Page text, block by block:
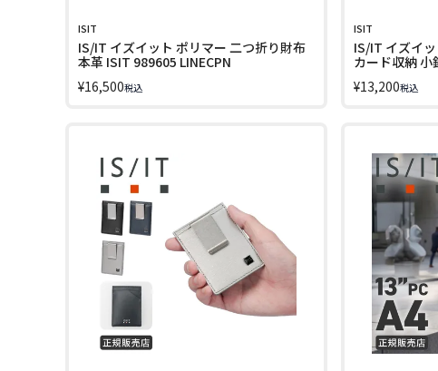
ISIT
IS/IT イズイット ポリマー 二つ折り財布
本革 ISIT 989605 LINECPN
¥16,500税込
ISIT
IS/IT イズイ
カード収納 小
¥13,200税込